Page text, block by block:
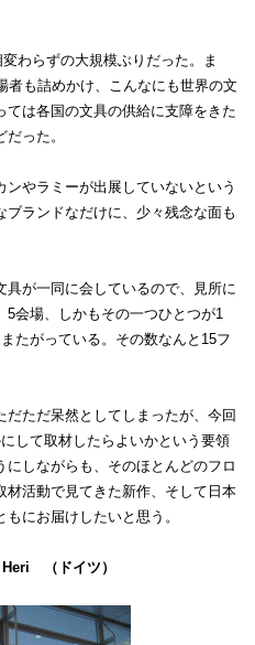
わらずの大規模ぶりだった。ま
者も詰めかけ、こんなにも世界の文
は各国の文具の供給に支障をきた
った。
やラミーが出展していないという
ランドなだけに、少々残念な面も
具が一同に会しているので、見所に
5会場、しかもその一つひとつが1
たがっている。その数なんと15フ
ただ呆然としてしまったが、今回
して取材したらよいかという要領
しながらも、そのほとんどのフロ
材活動で見てきた新作、そして日本
にお届けしたいと思う。
（ドイツ）